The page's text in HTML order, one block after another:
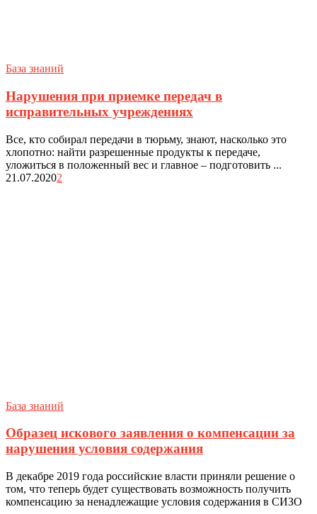
База знаний
Нарушения при приемке передач в
исправительных учреждениях
Все, кто собирал передачи в тюрьму, знают, насколько это
хлопотно: найти разрешенные продукты к передаче,
уложиться в положенный вес и главное – подготовить ...
21.07.20202
База знаний
Образец искового заявления о компенсации за
нарушения условия содержания
В декабре 2019 года российские власти приняли решение о
том, что теперь будет существовать возможность получить
компенсацию за ненадлежащие условия содержания в СИЗО